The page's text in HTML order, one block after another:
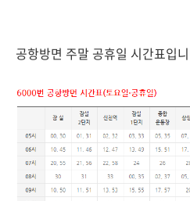
공항방면 주말 공휴일 시간표입